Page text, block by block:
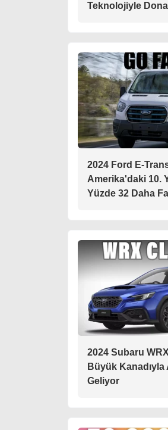
Teknolojiyle
2024 Ford E-
Amerika'daki 10.
Yüzde 32 Daha
2024 Subaru
Büyük
Geliyor